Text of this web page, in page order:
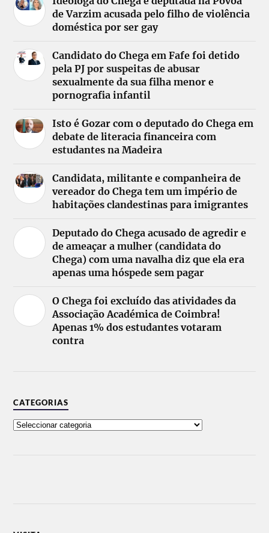
de Varzim acusada pelo filho de violência
doméstica por ser gay
Candidato do Chega em Fafe foi detido
pela PJ por suspeitas de abusar
sexualmente da sua filha menor e
pornografia infantil
Isto é Gozar com o deputado do Chega em
debate de literacia financeira com
estudantes na Madeira
Candidata, militante e companheira de
vereador do Chega tem um império de
habitações clandestinas para imigrantes
Deputado do Chega acusado de agredir e
de ameaçar a mulher (candidata do
Chega) com uma navalha diz que ela era
apenas uma hóspede sem pagar
O Chega foi excluído das atividades da
Associação Académica de Coimbra!
Apenas 1% dos estudantes votaram
contra
CATEGORIAS